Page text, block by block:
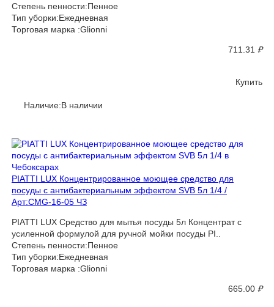
Степень пенности:Пенное
Тип уборки:Ежедневная
Торговая марка :Glionni
711.31₽
Купить
Наличие:В наличии
PIATTI LUX Концентрированное моющее средство для
посуды с антибактериальным эффектом SVB 5л 1/4 /
Арт:CMG-16-05 ЧЗ
PIATTI LUX Средство для мытья посуды 5л Концентрат с
усиленной формулой для ручной мойки посуды PI..
Степень пенности:Пенное
Тип уборки:Ежедневная
Торговая марка :Glionni
665.00₽